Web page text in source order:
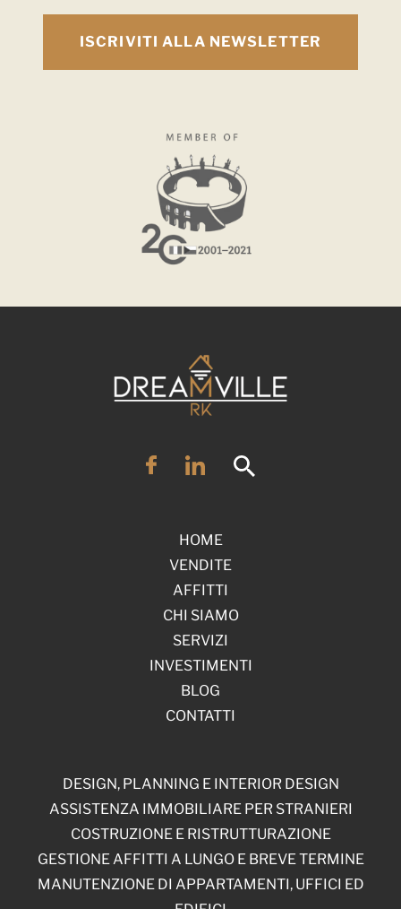
ISCRIVITI ALLA NEWSLETTER
HOME
VENDITE
AFFITTI
CHI SIAMO
SERVIZI
INVESTIMENTI
BLOG
CONTATTI
DESIGN, PLANNING E INTERIOR DESIGN
ASSISTENZA IMMOBILIARE PER STRANIERI
COSTRUZIONE E RISTRUTTURAZIONE
GESTIONE AFFITTI A LUNGO E BREVE TERMINE
MANUTENZIONE DI APPARTAMENTI, UFFICI ED